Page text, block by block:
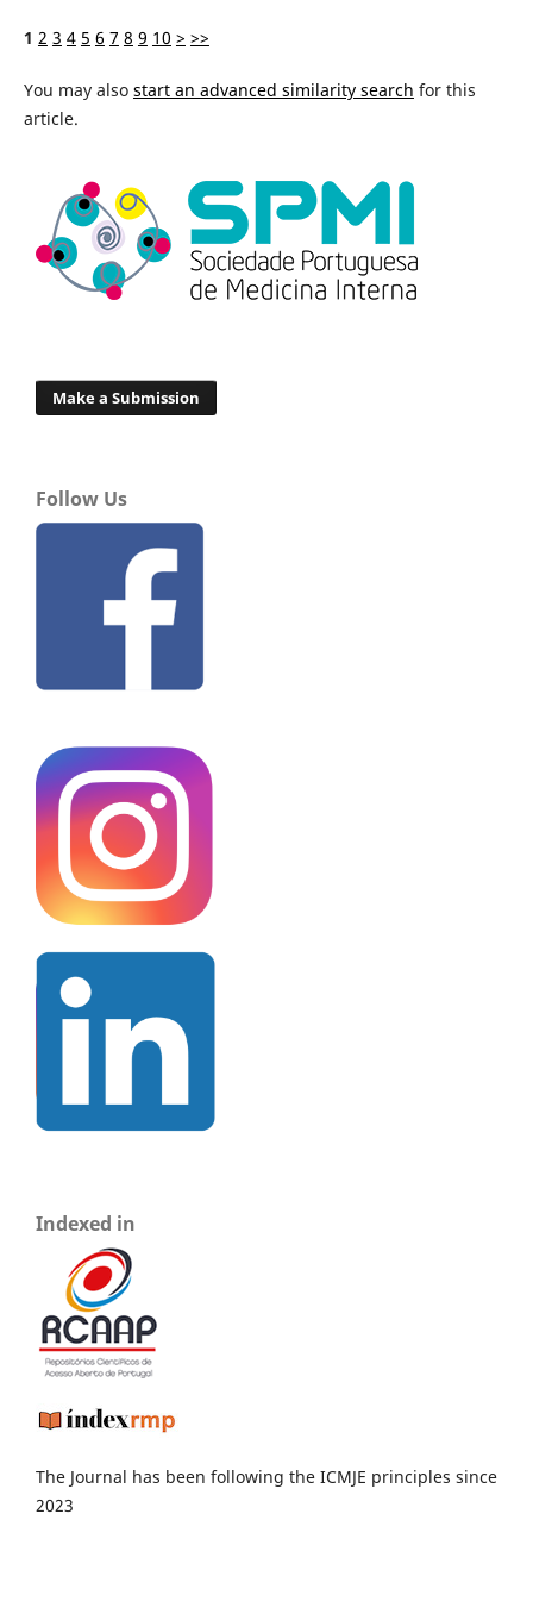
1 2 3 4 5 6 7 8 9 10 > >>
You may also start an advanced similarity search for this
article.
Make a Submission
Follow Us
Indexed in
The Journal has been following the ICMJE principles since
2023